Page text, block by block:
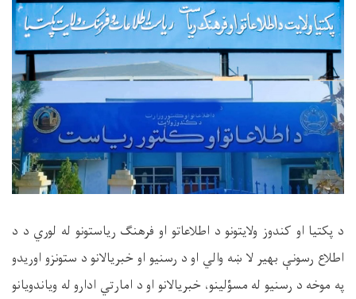
د پکتیا او کندوز ولایتونو د اطلاعاتو او فرهنګ ریاستونو له لوري د د
اطلاع رسونې بهیر لا ښه والي او د رسنیو او خبریالانو د ستونزو اوریدو
په موخه د رسنیو له مسؤلینو، خبریالانو او د امارتي ادارو له ویاندویانو